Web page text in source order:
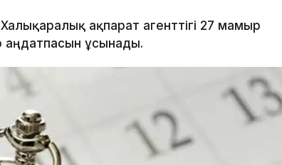
ақпарат агенттігі 27 мамыр
аңдатпасын ұсынады.